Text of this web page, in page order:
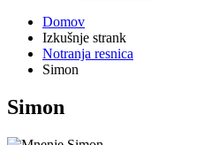
Domov
Izkušnje strank
Notranja resnica
Simon
Simon